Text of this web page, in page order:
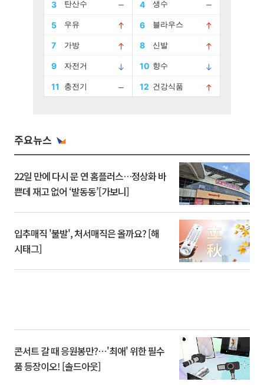
주요뉴스
22일 만에 다시 문 연 홈플러스…정상화 바
쁜데 재고 없어 ‘발동동’[가보니]
입추매직 '불발', 처서매직은 올까요? [해
시태그]
콘서트 갈 때 응원봉만?⋯'최애' 위한 필수
품 등장이오! [솔드아웃]